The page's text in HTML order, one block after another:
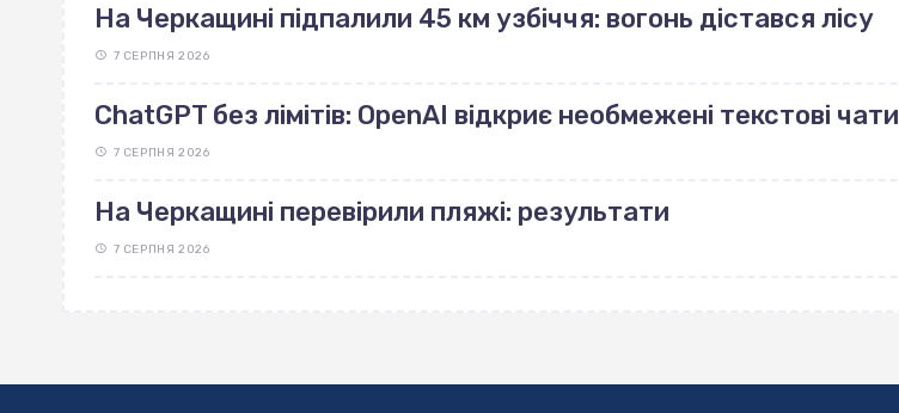
На Черкащині підпалили 45 км узбіччя: вогонь дістався лісу
7 СЕРПНЯ 2026
ChatGPT без лімітів: OpenAI відкриє необмежені текстові чати
7 СЕРПНЯ 2026
На Черкащині перевірили пляжі: результати
7 СЕРПНЯ 2026